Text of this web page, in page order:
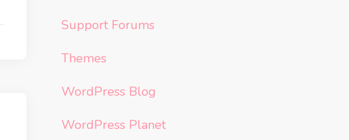
Support Forums
Themes
WordPress Blog
WordPress Planet